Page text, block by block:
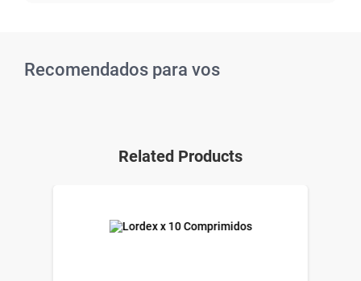
Recomendados para vos
Related Products